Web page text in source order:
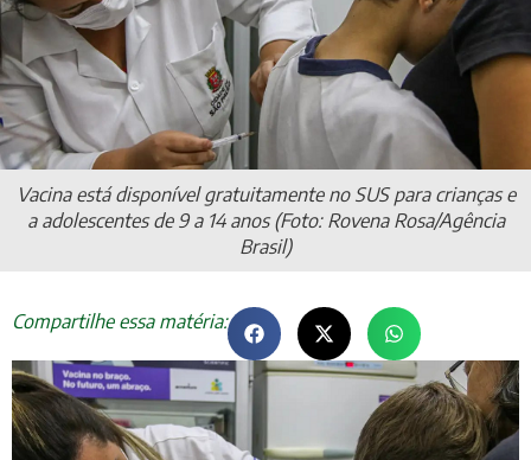
Vacina está disponível gratuitamente no SUS para crianças e
a adolescentes de 9 a 14 anos (Foto: Rovena Rosa/Agência
Brasil)
Compartilhe essa matéria: